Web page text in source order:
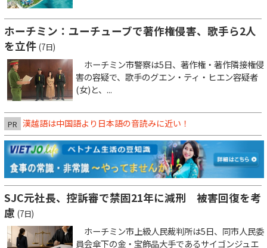
ホーチミン：ユーチューブで著作権侵害、歌手ら2人
を立件 (7日)
ホーチミン市警察は5日、著作権・著作隣接権侵
害の容疑で、歌手のグエン・ティ・ヒエン容疑者
(女)と、...
PR 漢越語は中国語より日本語の音読みに近い！
SJC元社長、控訴審で禁固21年に減刑 被害回復を考
慮 (7日)
ホーチミン市上級人民裁判所は5日、同市人民委
員会傘下の金・宝飾品大手であるサイゴンジュエ